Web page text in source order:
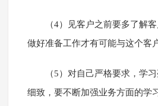
（4）见客户之前要多了解
做好准备工作才有可能与这个客
（5）对自己严格要求，学
细致，要不断加强业务方面的学